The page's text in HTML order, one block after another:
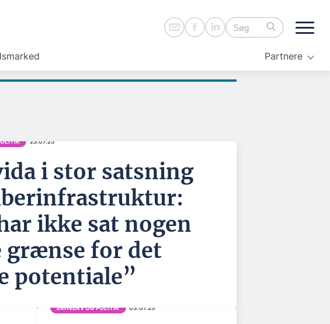
Partnere
25.07.25
i stor satsning
ikke sat nogen
grænse for det
potentiale”
ERHVERV OG POLITIK 03.07.25